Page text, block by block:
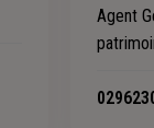
Agent